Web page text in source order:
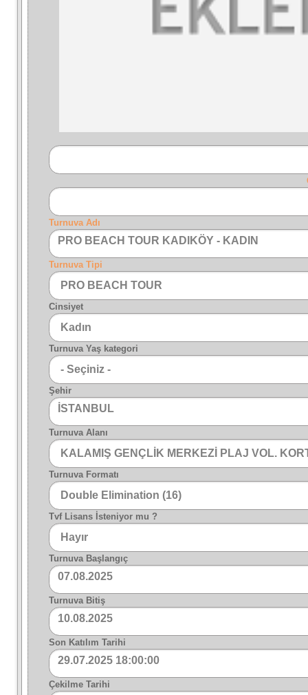
Turnuva Adı
PRO BEACH TOUR KADIKÖY - KADIN
Turnuva Tipi
Cinsiyet
Turnuva Yaş kategori
Şehir
İSTANBUL
Turnuva Alanı
Turnuva Formatı
Tvf Lisans İsteniyor mu ?
Turnuva Başlangıç
07.08.2025
Turnuva Bitiş
10.08.2025
Son Katılım Tarihi
29.07.2025 18:00:00
Çekilme Tarihi